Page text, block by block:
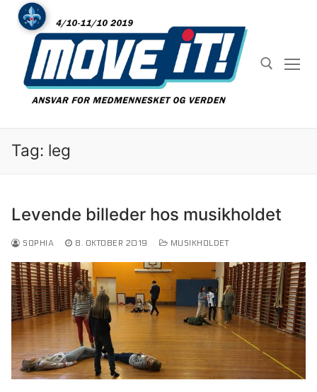
Spring
indhold
Tag: leg
Levende billeder hos musikholdet
SOPHIA 8. OKTOBER 2019 MUSIKHOLDET